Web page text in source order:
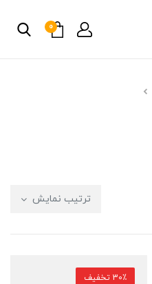
0
ترتیب نمایش
30٪ تخفیف